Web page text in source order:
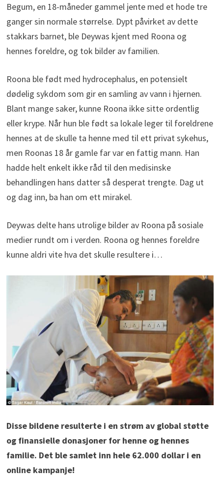
Begum, en 18-måneder gammel jente med et hode tre
ganger sin normale størrelse. Dypt påvirket av dette
stakkars barnet, ble Deywas kjent med Roona og
hennes foreldre, og tok bilder av familien.
Roona ble født med hydrocephalus, en potensielt
dødelig sykdom som gir en samling av vann i hjernen.
Blant mange saker, kunne Roona ikke sitte ordentlig
eller krype. Når hun ble født sa lokale leger til foreldrene
hennes at de skulle ta henne med til ett privat sykehus,
men Roonas 18 år gamle far var en fattig mann. Han
hadde helt enkelt ikke råd til den medisinske
behandlingen hans datter så desperat trengte. Dag ut
og dag inn, ba han om ett mirakel.
Deywas delte hans utrolige bilder av Roona på sosiale
medier rundt om i verden. Roona og hennes foreldre
kunne aldri vite hva det skulle resultere i…
Disse bildene resulterte i en strøm av global støtte
og finansielle donasjoner for henne og hennes
familie. Det ble samlet inn hele 62.000 dollar i en
online kampanje!